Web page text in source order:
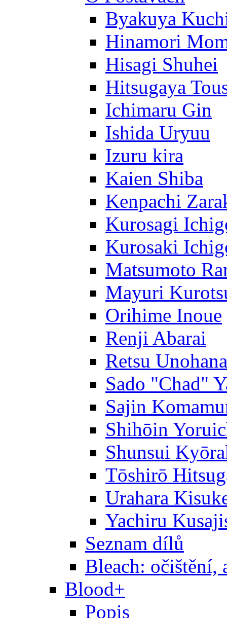
Byakuya
Hinamori
Hisagi Shuhei
Hitsugaya
Ichimaru Gin
Ishida Uryuu
Izuru kira
Kaien Shiba
Kenpachi
Kurosagi
Kurosaki
Matsumoto
Mayuri
Orihime Inoue
Renji Abarai
Retsu Unohana
Sado "Chad"
Sajin
Shihōin
Shunsui
Tōshirō
Urahara
Yachiru
Seznam dílů
Bleach: očištění,
Blood+
Popis